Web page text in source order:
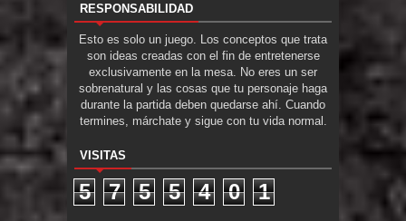
RESPONSABILIDAD
Esto es solo un juego. Los conceptos que trata
son ideas creadas con el fin de entretenerse
exclusivamente en la mesa. No eres un ser
sobrenatural y las cosas que tu personaje haga
durante la partida deben quedarse ahí. Cuando
termines, márchate y sigue con tu vida normal.
VISITAS
5 7 5 5 4 0 1